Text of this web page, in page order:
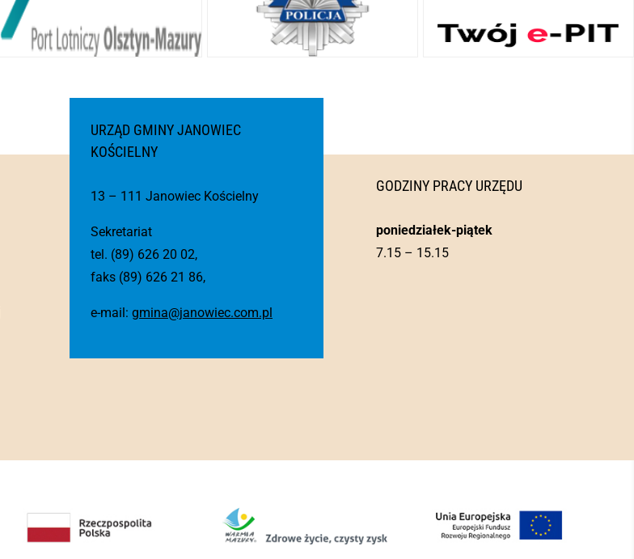
URZĄD GMINY JANOWIEC
KOŚCIELNY
13 – 111 Janowiec Kościelny
Sekretariat
tel. (89) 626 20 02,
faks (89) 626 21 86,
e-mail: gmina@janowiec.com.pl
GODZINY PRACY URZĘDU
poniedziałek-piątek
7.15 – 15.15